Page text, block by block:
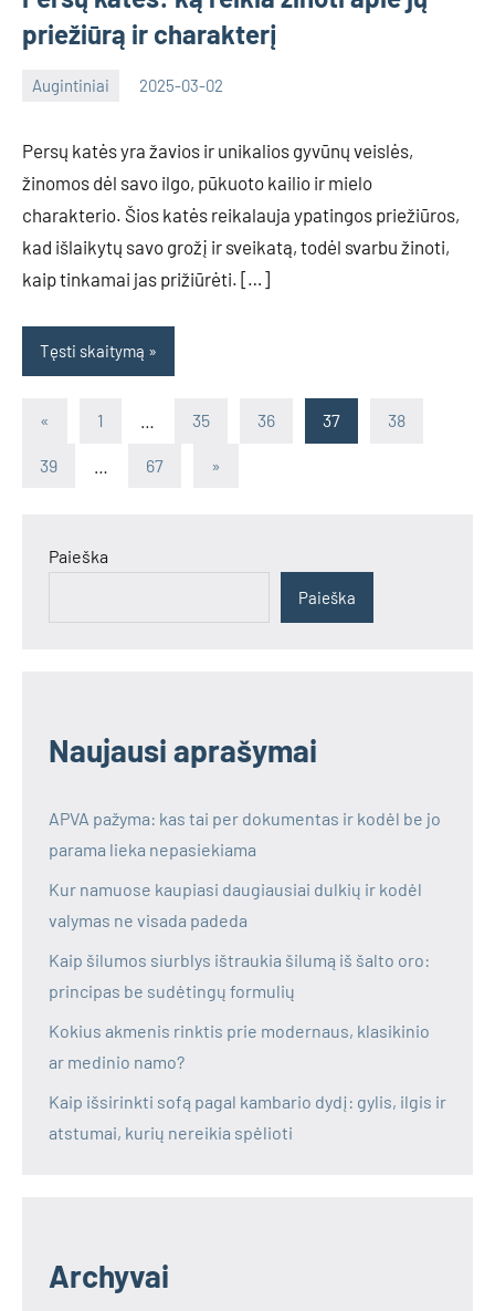
priežiūrą ir charakterį
Augintiniai 2025-03-02
Deimante
Persų katės yra žavios ir unikalios gyvūnų veislės,
žinomos dėl savo ilgo, pūkuoto kailio ir mielo
charakterio. Šios katės reikalauja ypatingos priežiūros,
kad išlaikytų savo grožį ir sveikatą, todėl svarbu žinoti,
kaip tinkamai jas prižiūrėti. […]
Tęsti skaitymą
Įrašų
puslapiavimas
« Previous
1 35 36 37 38
39 67
Next
»
Paieška
Paieška
Naujausi aprašymai
APVA pažyma: kas tai per dokumentas ir kodėl be jo
parama lieka nepasiekiama
Kur namuose kaupiasi daugiausiai dulkių ir kodėl
valymas ne visada padeda
Kaip šilumos siurblys ištraukia šilumą iš šalto oro:
principas be sudėtingų formulių
Kokius akmenis rinktis prie modernaus, klasikinio
ar medinio namo?
Kaip išsirinkti sofą pagal kambario dydį: gylis, ilgis ir
atstumai, kurių nereikia spėlioti
Archyvai